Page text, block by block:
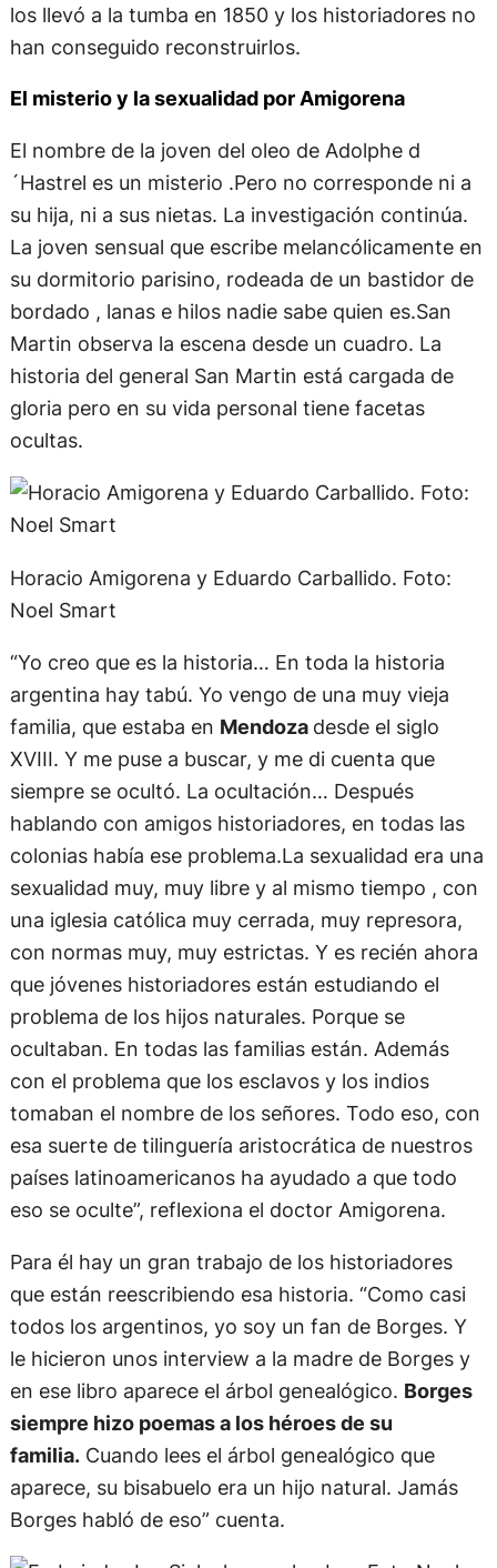
los llevó a la tumba en 1850 y los historiadores no
han conseguido reconstruirlos.
El misterio y la sexualidad por Amigorena
El nombre de la joven del oleo de Adolphe d
´Hastrel es un misterio .Pero no corresponde ni a
su hija, ni a sus nietas. La investigación continúa.
La joven sensual que escribe melancólicamente en
su dormitorio parisino, rodeada de un bastidor de
bordado , lanas e hilos nadie sabe quien es.San
Martin observa la escena desde un cuadro. La
historia del general San Martin está cargada de
gloria pero en su vida personal tiene facetas
ocultas.
Horacio Amigorena y Eduardo Carballido. Foto:
Noel Smart
“Yo creo que es la historia… En toda la historia
argentina hay tabú. Yo vengo de una muy vieja
familia, que estaba en Mendoza desde el siglo
XVIII. Y me puse a buscar, y me di cuenta que
siempre se ocultó. La ocultación… Después
hablando con amigos historiadores, en todas las
colonias había ese problema.La sexualidad era una
sexualidad muy, muy libre y al mismo tiempo , con
una iglesia católica muy cerrada, muy represora,
con normas muy, muy estrictas. Y es recién ahora
que jóvenes historiadores están estudiando el
problema de los hijos naturales. Porque se
ocultaban. En todas las familias están. Además
con el problema que los esclavos y los indios
tomaban el nombre de los señores. Todo eso, con
esa suerte de tilinguería aristocrática de nuestros
países latinoamericanos ha ayudado a que todo
eso se oculte”, reflexiona el doctor Amigorena.
Para él hay un gran trabajo de los historiadores
que están reescribiendo esa historia. “Como casi
todos los argentinos, yo soy un fan de Borges. Y
le hicieron unos interview a la madre de Borges y
en ese libro aparece el árbol genealógico. Borges
siempre hizo poemas a los héroes de su
familia.Cuando lees el árbol genealógico que
aparece, su bisabuelo era un hijo natural. Jamás
Borges habló de eso” cuenta.